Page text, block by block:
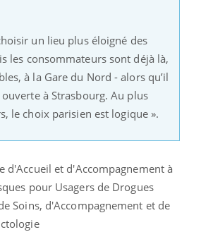
un lieu plus éloigné des
les consommateurs sont déjà là,
à la Gare du Nord - alors qu’il
ouverte à Strasbourg. Au plus
le choix parisien est logique ».
d'Accueil et d'Accompagnement à
pour Usagers de Drogues
Soins, d'Accompagnement et de